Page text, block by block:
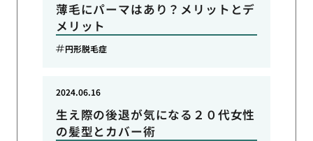
薄毛にパーマはあり？メリットとデ
メリット
円形脱毛症
生え際の後退が気になる２０代女性
の髪型とカバー術
2024.06.16